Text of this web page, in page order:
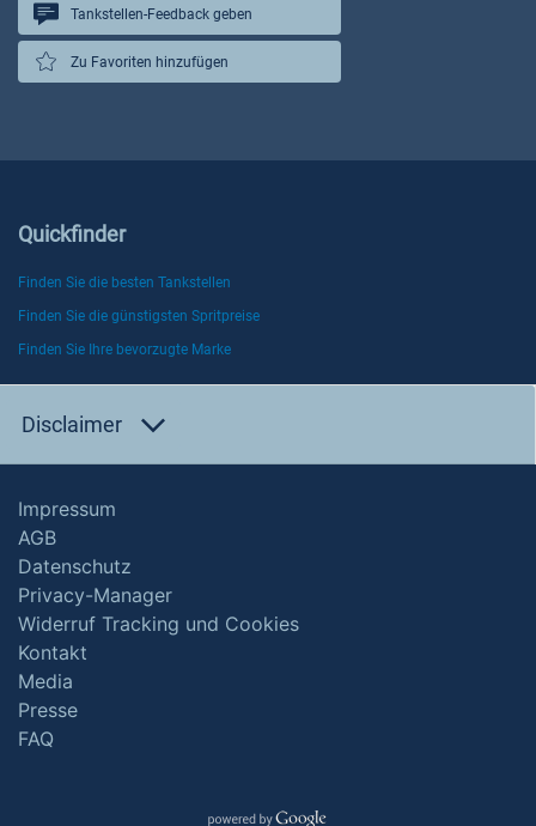
Tankstellen-Feedback geben
Zu Favoriten hinzufügen
Quickfinder
Finden Sie die besten Tankstellen
Finden Sie die günstigsten Spritpreise
Finden Sie Ihre bevorzugte Marke
Disclaimer
Impressum
AGB
Datenschutz
Privacy-Manager
Widerruf Tracking und Cookies
Kontakt
Media
Presse
FAQ